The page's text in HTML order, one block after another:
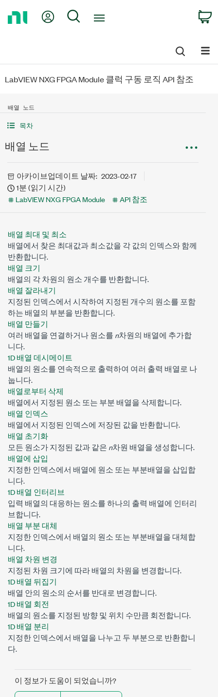
My Account
Search
LabVIEW NXG FPGA Module 클럭 구동 로직 API 참조
배열 노드
목차
배열 노드
아카이브업데이트 날짜: 2023-02-17
1분 (읽기 시간)
LabVIEW NXG FPGA Module
API 참조
배열 최대 및 최소
배열에서 찾은 최대값과 최소값을 각 값의 인덱스와 함께
반환합니다.
배열 크기
배열의 각 차원의 원소 개수를 반환합니다.
배열 잘라내기
지정된 인덱스에서 시작하여 지정된 개수의 원소를 포함
하는 배열의 부분을 반환합니다.
배열 만들기
여러 배열을 연결하거나 원소를 n차원의 배열에 추가합
니다.
1D 배열 데시메이트
배열의 원소를 연속적으로 출력하여 여러 출력 배열로 나
눕니다.
배열로부터 삭제
배열에서 지정된 원소 또는 부분 배열을 삭제합니다.
배열 인덱스
배열에서 지정된 인덱스에 저장된 값을 반환합니다.
배열 초기화
모든 원소가 지정된 값과 같은 n차원 배열을 생성합니다.
배열에 삽입
지정한 인덱스에서 배열에 원소 또는 부분배열을 삽입합
니다.
1D 배열 인터리브
입력 배열의 대응하는 원소를 하나의 출력 배열에 인터리
브합니다.
배열 부분 대체
지정한 인덱스에서 배열의 원소 또는 부분배열을 대체합
니다.
배열 차원 변경
지정된 차원 크기에 따라 배열의 차원을 변경합니다.
1D 배열 뒤집기
배열 안의 원소의 순서를 반대로 변경합니다.
1D 배열 회전
배열의 원소를 지정된 방향 및 위치 수만큼 회전합니다.
1D 배열 분리
지정한 인덱스에서 배열을 나누고 두 부분으로 반환합니
다.
이 정보가 도움이 되었습니까?